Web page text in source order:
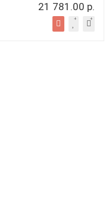
21 781.00 р.